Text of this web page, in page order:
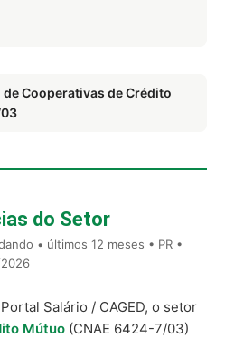
Cooperativas de Crédito
do Setor
• últimos 12 meses • PR •
Salário / CAGED, o setor
Mútuo (CNAE 6424-7/03)